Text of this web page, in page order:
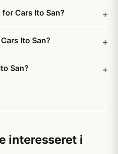
Cars Ito San?
Ito San?
San?
interesseret i